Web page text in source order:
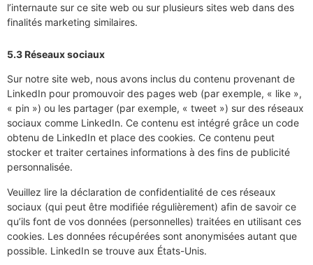
l’internaute sur ce site web ou sur plusieurs sites web dans des
finalités marketing similaires.
5.3 Réseaux sociaux
Sur notre site web, nous avons inclus du contenu provenant de
LinkedIn pour promouvoir des pages web (par exemple, « like »,
« pin ») ou les partager (par exemple, « tweet ») sur des réseaux
sociaux comme LinkedIn. Ce contenu est intégré grâce un code
obtenu de LinkedIn et place des cookies. Ce contenu peut
stocker et traiter certaines informations à des fins de publicité
personnalisée.
Veuillez lire la déclaration de confidentialité de ces réseaux
sociaux (qui peut être modifiée régulièrement) afin de savoir ce
qu’ils font de vos données (personnelles) traitées en utilisant ces
cookies. Les données récupérées sont anonymisées autant que
possible. LinkedIn se trouve aux États-Unis.